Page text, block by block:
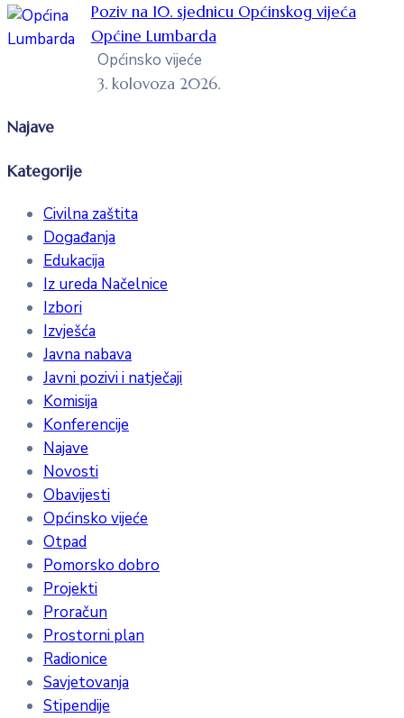
Poziv na 10. sjednicu Općinskog vijeća
Općine Lumbarda
Općinsko vijeće
3. kolovoza 2026.
Najave
Kategorije
Civilna zaštita
Događanja
Edukacija
Iz ureda Načelnice
Izbori
Izvješća
Javna nabava
Javni pozivi i natječaji
Komisija
Konferencije
Najave
Novosti
Obavijesti
Općinsko vijeće
Otpad
Pomorsko dobro
Projekti
Proračun
Prostorni plan
Radionice
Savjetovanja
Stipendije